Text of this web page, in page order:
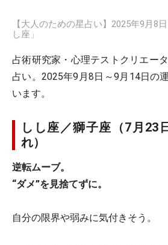
【大人のための星占い】2025年9月8
し座」
占術研究家・心理テストクリエー
占い。2025年9月8日～9月14日の
います。
しし座／獅子座（7月23
れ）
逆転ムーブ。
“ダメ”を見捨てずに。
自分の限界や弱みに気付きそう。